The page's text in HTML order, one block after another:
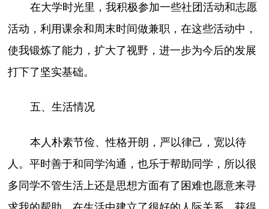
在大学时光里，我积极参加一些社团活动和志愿
活动，利用课余和周末时间做兼职，在这些活动中，
使我锻炼了能力，扩大了视野，进一步为今后的发展
打下了坚实基础。
五、生活情况
本人朴素节俭、性格开朗，严以律己，宽以待
人。平时善于和同学沟通，也乐于帮助同学，所以很
多同学不管生活上还是思想方面有了困难也愿意来寻